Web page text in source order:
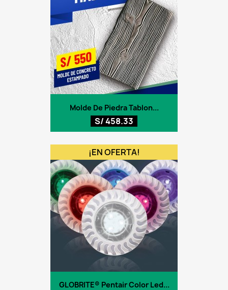
Molde De Piedra Tablon...
S/ 458.33
GLOBRITE® Pentair Color Led...
¡EN OFERTA!